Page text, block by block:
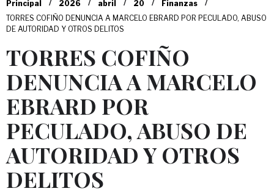
Principal / 2026 / abril / 20 / Finanzas
/
TORRES COFIÑO DENUNCIA A MARCELO EBRARD POR PECULADO, ABUSO
DE AUTORIDAD Y OTROS DELITOS
TORRES COFIÑO
DENUNCIA A MARCELO
EBRARD POR
PECULADO, ABUSO DE
AUTORIDAD Y OTROS
DELITOS